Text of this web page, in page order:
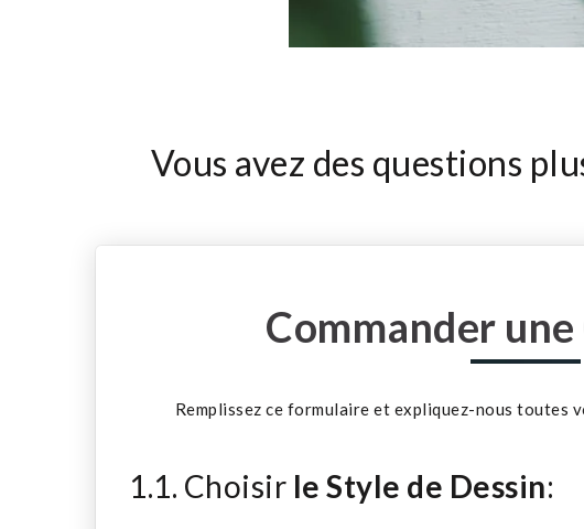
Vous avez des questions
Commander
Remplissez ce formulaire et expliquez-nous toutes
1.1. Choisir le Style de Dessin: